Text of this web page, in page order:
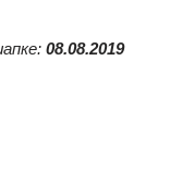
08.08.2019